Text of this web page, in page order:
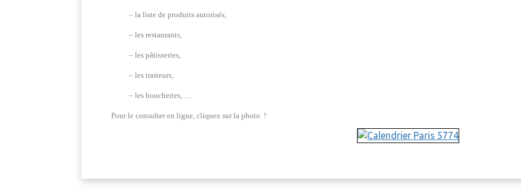
– la liste de produits autorisés,
– les restaurants,
– les pâtisseries,
– les traiteurs,
– les boucheries, …
Pour le consulter en ligne, cliquez sur la photo !